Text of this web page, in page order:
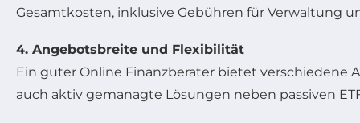
Gesamtkosten, inklusive Gebühren für Verwaltung
4. Angebotsbreite und Flexibilität
Ein guter Online Finanzberater bietet verschiedene
auch aktiv gemanagte Lösungen neben passiven